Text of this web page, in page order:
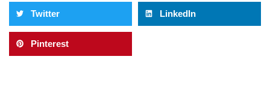
Twitter LinkedIn
Pinterest